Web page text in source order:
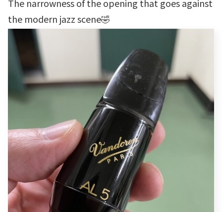
The narrowness of the opening that goes against
the modern jazz scene🤣